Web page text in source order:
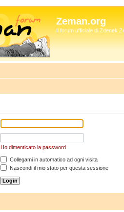
Zeman.org
Il forum ufficiale di Zdenek
Ho dimenticato la password
Collegami in automatico ad ogni visita
Nascondi il mio stato per questa sessione